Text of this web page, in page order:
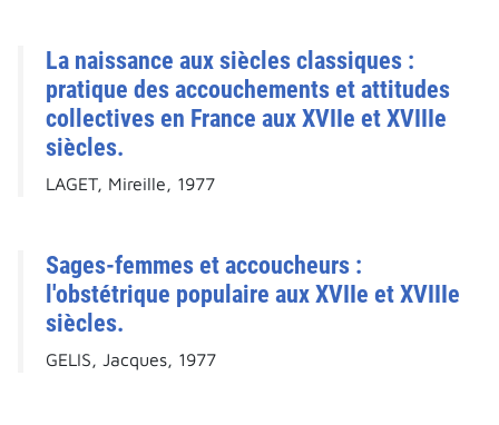
La naissance aux siècles classiques :
pratique des accouchements et attitudes
collectives en France aux XVIIe et XVIIIe
siècles.
LAGET, Mireille, 1977
Sages-femmes et accoucheurs :
l'obstétrique populaire aux XVIIe et XVIIIe
siècles.
GELIS, Jacques, 1977